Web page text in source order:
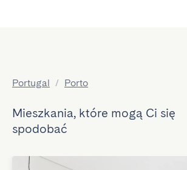
Portugal / Porto
Mieszkania, które mogą Ci się
spodobać